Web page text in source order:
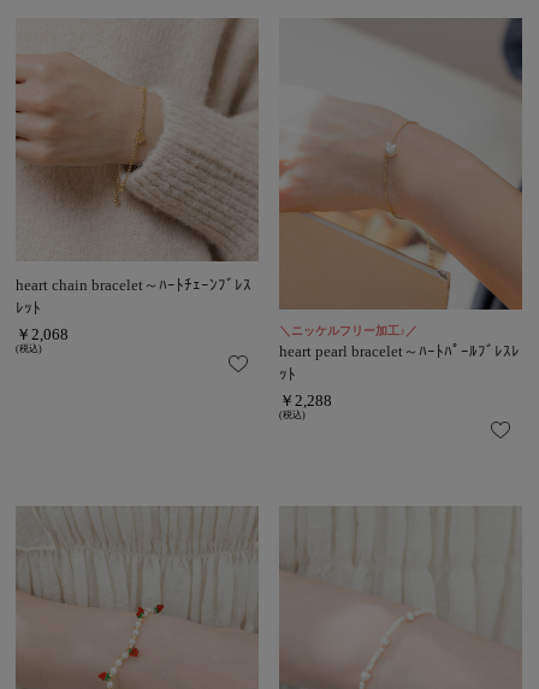
heart chain bracelet～ﾊｰﾄﾁｪｰﾝﾌﾞﾚｽ
ﾚｯﾄ
￥2,068
(税込)
＼ニッケルフリー加工♪／
heart pearl bracelet～ﾊｰﾄﾊﾟｰﾙﾌﾞﾚｽﾚ
ｯﾄ
￥2,288
(税込)